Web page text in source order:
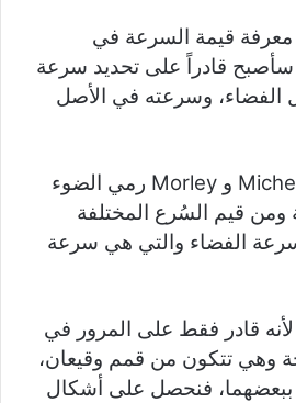
معرفة قيمة السرعة في
سأصبح قادراً على تحديد سرعة
الفضاء، وسرعته في الأصل
فقرر العالمان Michelson و Morley رمي الضوء
ومن قيم السُرع المختلفة
الفضاء والتي هي سرعة
قادر فقط على المرور في
وهي تتكون من قمم وقيعان،
ببعضهما، فنحصل على أشكال